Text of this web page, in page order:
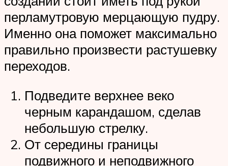
перламутровую мерцающую пудру.
Именно она поможет максимально
правильно произвести растушевку
переходов.
Подведите верхнее веко
черным карандашом, сделав
небольшую стрелку.
От середины границы
подвижного и неподвижного